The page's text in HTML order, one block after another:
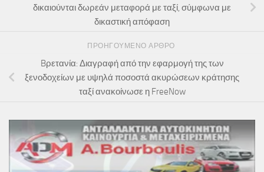
δικαιούνται δωρεάν μεταφορά με ταξί, σύμφωνα με
δικαστική απόφαση
ΠΡΟΗΓΟΎΜΕΝΟ ΆΡΘΡΟ
Bρετανία: Διαγραφή από την εφαρμογή της των
ξενοδοχείων με υψηλά ποσοστά ακυρώσεων κράτησης
ταξί ανακοίνωσε η FreeNow